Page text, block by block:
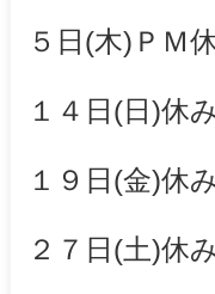
５日(木)ＰＭ
１４日(日)休
１９日(金)休
２７日(土)休